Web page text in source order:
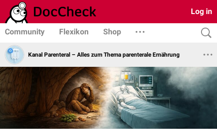
Log in
Community Flexikon Shop
Kanal Parenteral – Alles zum Thema parenterale Ernährung